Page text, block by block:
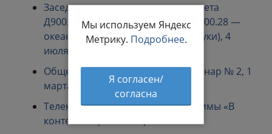
Заседание диссертационного совета
Д900.010.01 по специальности 25.00.28 —
океанология (географические науки), 4
июля 2017 г.
Общеинститутский научный семинар № 2, 1
марта 2017 г., 14:00
Телеканал «ИКС»: выпуск программы «В
контексте» (8.06.2016)
Мы используем Яндекс
Метрику. Подробнее.
Я согласен/
согласна